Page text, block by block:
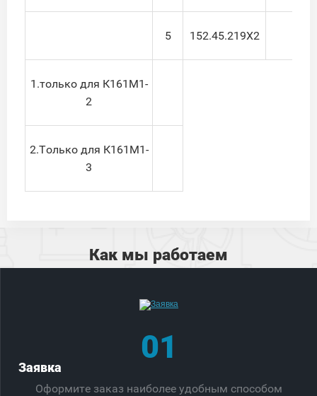
5 152.45.219X2
1.только для К161М1-
2
2.Только для К161М1-
3
Как мы работаем
01
Заявка
Оформите заказ наиболее удобным способом